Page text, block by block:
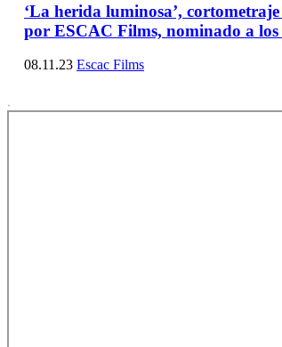
‘La herida luminosa’,
por ESCAC Films, nominado a
08.11.23 Escac Films